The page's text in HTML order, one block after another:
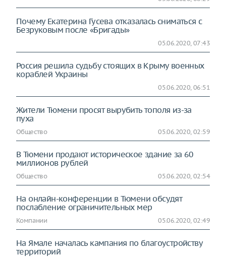
Почему Екатерина Гусева отказалась сниматься с
Безруковым после «Бригады»
05.06.2020, 07:43
Россия решила судьбу стоящих в Крыму военных
кораблей Украины
05.06.2020, 06:51
Жители Тюмени просят вырубить тополя из-за
пуха
Общество 05.06.2020, 02:59
В Тюмени продают историческое здание за 60
миллионов рублей
Общество 05.06.2020, 02:54
На онлайн-конференции в Тюмени обсудят
послабление ограничительных мер
Компании 05.06.2020, 02:49
На Ямале началась кампания по благоустройству
территорий